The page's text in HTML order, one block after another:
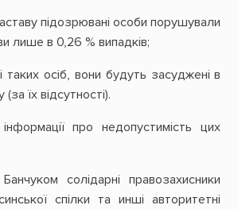
підозрювані особи порушували
лише в 0,26 % випадків;
таких осіб, вони будуть засуджені в
їх відсутності).
про недопустимість цих
солідарні правозахисники
спілки та инші авторитетні